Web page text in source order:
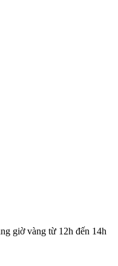
giờ vàng từ 12h đến 14h